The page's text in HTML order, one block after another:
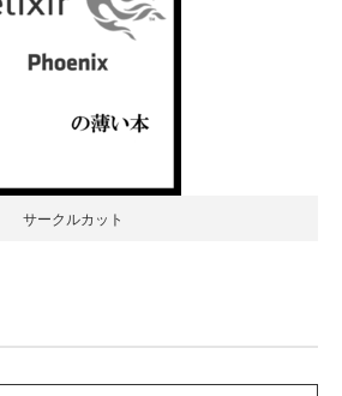
サークルカット